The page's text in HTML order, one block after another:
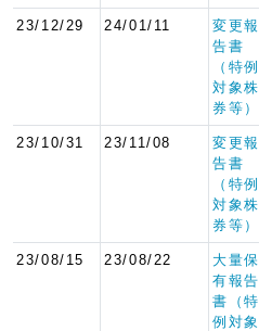
23/12/29 24/01/11
変更報
告書
（特例
対象株
券等）
23/10/31 23/11/08
変更報
告書
（特例
対象株
券等）
23/08/15 23/08/22
大量保
有報告
書（特
例対象